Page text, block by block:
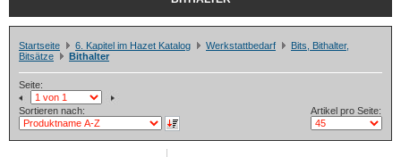
Startseite 6. Kapitel im Hazet Katalog Werkstattbedarf
Bits, Bithalter,
Bitsätze
Bithalter
Seite:
Sortieren nach: Artikel pro Seite: